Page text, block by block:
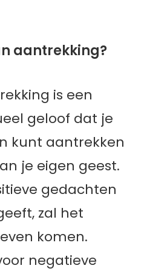
aantrekking?
is een
geloof dat je
kunt aantrekken
je eigen geest.
gedachten
zal het
komen.
negatieve